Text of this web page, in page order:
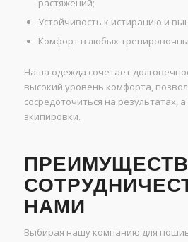
растяжений;
Устойчивость к истиранию и
Комфорт в любых
Наша одежда сочетает
высокий уровень комфорта,
сосредоточиться на результатах,
экипировки.
НАМИ
Выбирая нашу компанию для